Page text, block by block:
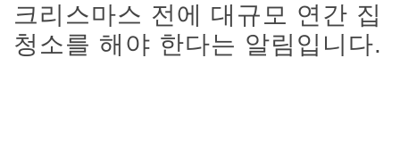
크리스마스 전에 대규모 연간 집
청소를 해야 한다는 알림입니다.